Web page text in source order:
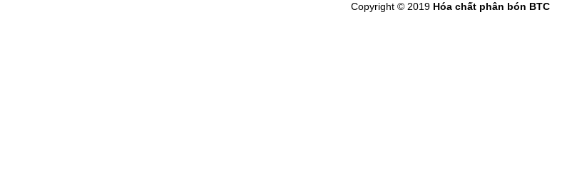
Copyright © 2019 Hóa chất phân bón BTC